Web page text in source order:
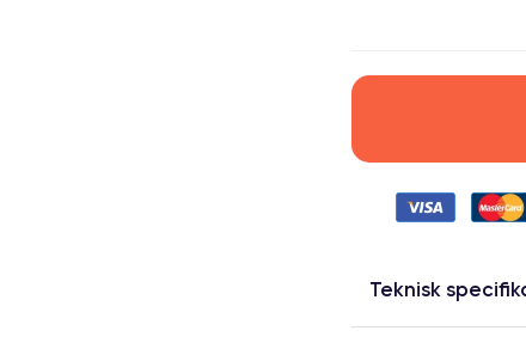
Teknisk